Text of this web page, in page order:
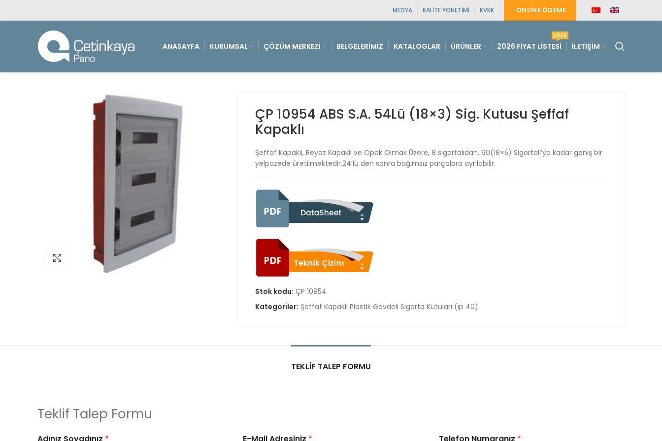
MEDYA KALITE YÖNETIMI KVKK ONLINE ÖDEME
ANASAYFA KURUMSAL ÇÖZÜM MERKEZI BELGELERIMIZ KATALOGLAR ÜRÜNLER 2026 FIYAT LISTESI
2026
İLETIŞIM
Click to enlarge
ÇP 10954 ABS S.A. 54Lü (18×3) Sig. Kutusu Şeffaf
Kapaklı
Şeffaf Kapaklı, Beyaz Kapaklı ve Opak Olmak Üzere, 8 sigortalıdan, 90(18×5) Sigortalı’ya kadar geniş bir
yelpazede üretilmektedir.24’lü den sonra bağımsız parçalara ayrılabilir.
Stok kodu: ÇP 10954
Kategoriler: Şeffaf Kapaklı Plastik Gövdeli Sigorta Kutuları (ıp 40)
TEKLIF TALEP FORMU
Teklif Talep Formu